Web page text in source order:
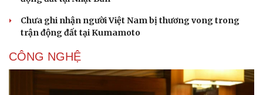
Chưa ghi nhận người Việt Nam bị thương vong trong
trận động đất tại Kumamoto
CÔNG NGHỆ